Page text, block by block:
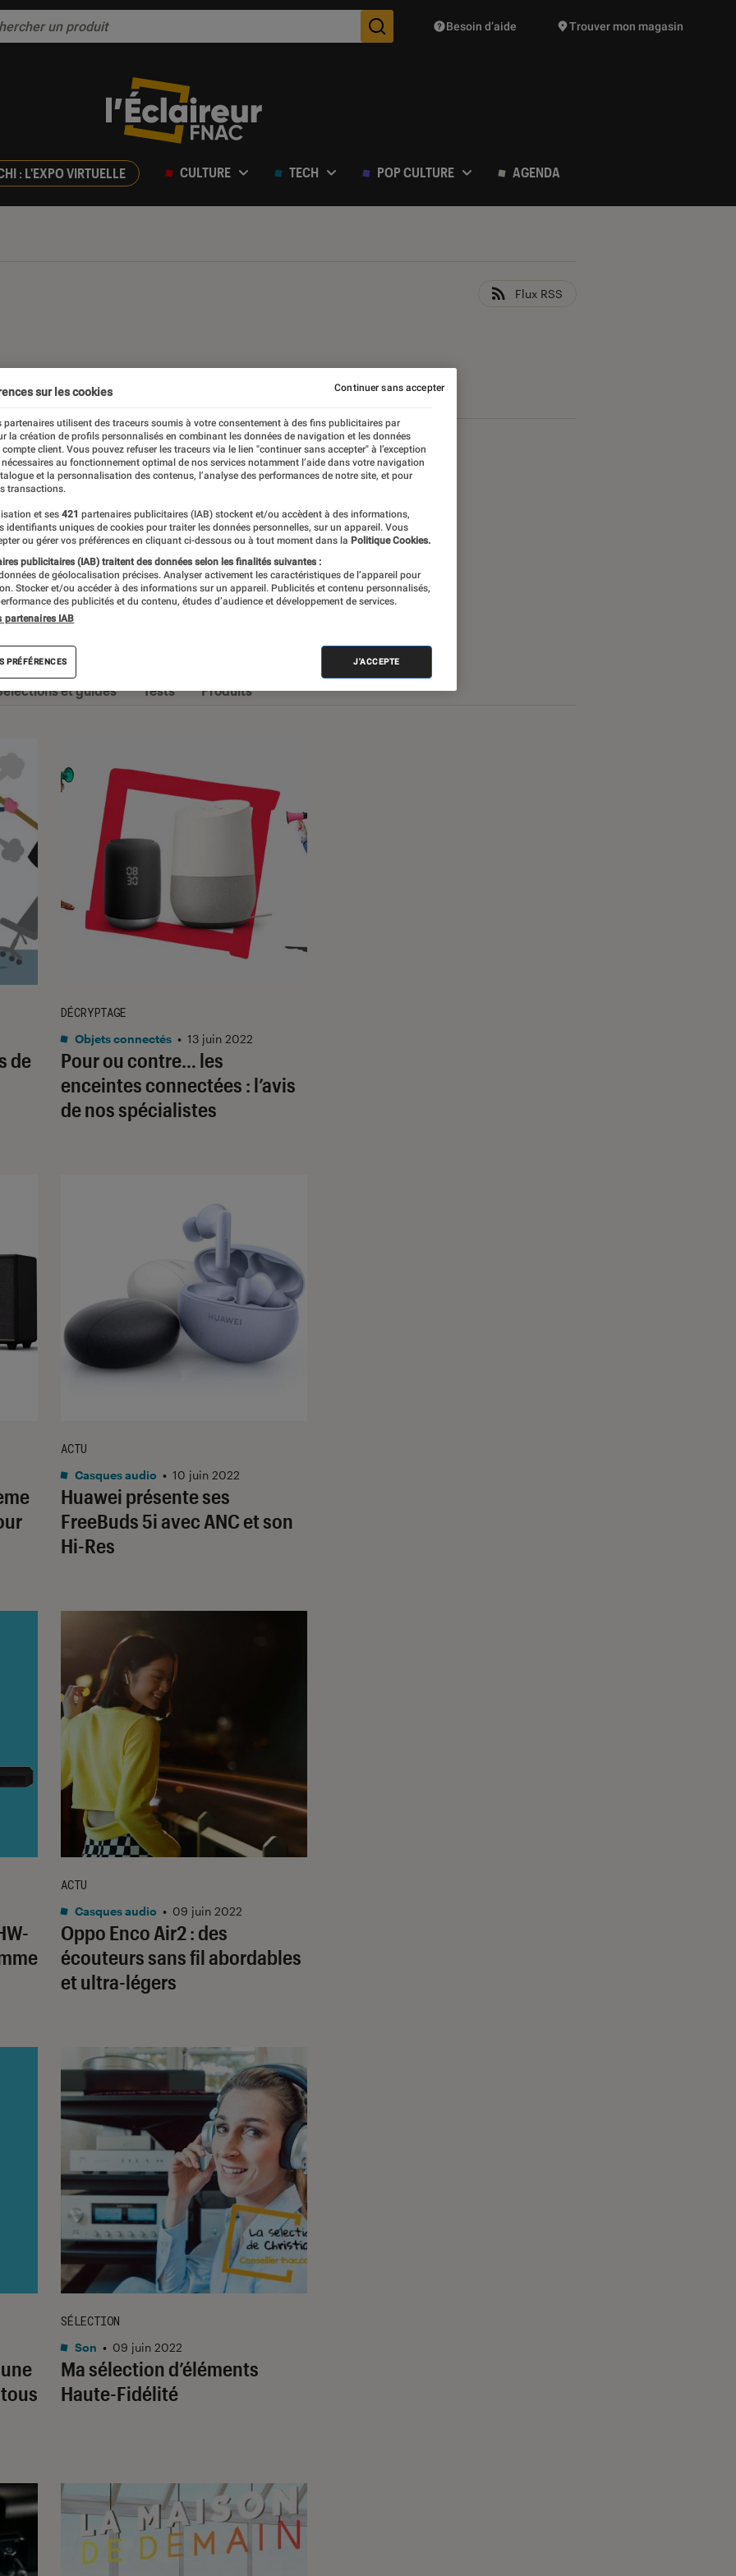
Des suggestions de produits vont vous être proposées
Besoin d’aide Trouver mon magasin
: L'EXPO VIRTUELLE CULTURE TECH POP CULTURE AGENDA
Flux RSS
Chaines Hi-Fi Stations audio
ou simplement à la recherche de
vous retrouverez ici des actualités et
des choix.
et guides Tests Produits
de
Pour ou contre… les
enceintes connectées : l’avis
de nos spécialistes
DÉCRYPTAGE
Objets connectés • 13 juin 2022
Huawei présente ses
FreeBuds 5i avec ANC et son
Hi-Res
ACTU
Casques audio • 10 juin 2022
Oppo Enco Air2 : des
écouteurs sans fil abordables
et ultra-légers
ACTU
Casques audio • 09 juin 2022
Ma sélection d’éléments
Haute-Fidélité
SÉLECTION
Son • 09 juin 2022
sur les cookies
partenaires utilisent des traceurs soumis à votre consentement à des fins publicitaires par
la création de profils personnalisés en combinant les données de navigation et les données
client. Vous pouvez refuser les traceurs via le lien "continuer sans accepter" à l’exception
au fonctionnement optimal de nos services notamment l’aide dans votre navigation
et la personnalisation des contenus, l’analyse des performances de notre site, et pour
transactions.
et ses 421 partenaires publicitaires (IAB) stockent et/ou accèdent à des informations,
identifiants uniques de cookies pour traiter les données personnelles, sur un appareil. Vous
ou gérer vos préférences en cliquant ci-dessous ou à tout moment dans la Politique Cookies.
publicitaires (IAB) traitent des données selon les finalités suivantes :
de géolocalisation précises. Analyser activement les caractéristiques de l’appareil pour
Stocker et/ou accéder à des informations sur un appareil. Publicités et contenu personnalisés,
des publicités et du contenu, études d’audience et développement de services.
partenaires IAB
PRÉFÉRENCES J'ACCEPTE
Continuer sans accepter